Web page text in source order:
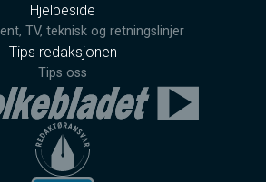
Hjelpeside
TV, teknisk og retningslinjer
Tips redaksjonen
Tips oss